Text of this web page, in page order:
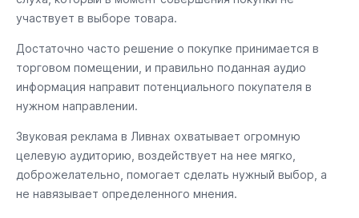
участвует в выборе товара.
Достаточно часто решение о покупке принимается в
торговом помещении, и правильно поданная аудио
информация направит потенциального покупателя в
нужном направлении.
Звуковая реклама в Ливнах охватывает огромную
целевую аудиторию, воздействует на нее мягко,
доброжелательно, помогает сделать нужный выбор, а
не навязывает определенного мнения.